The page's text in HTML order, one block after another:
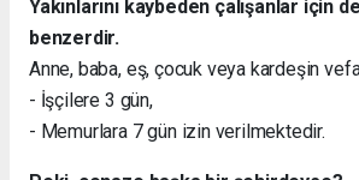
Yakınlarını kaybeden çalışanlar için
benzerdir.
Anne, baba, eş, çocuk veya kardeşin
- İşçilere 3 gün,
- Memurlara 7 gün izin verilmektedir.